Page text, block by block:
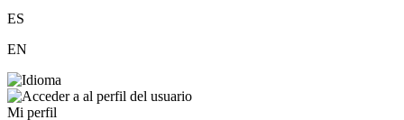
ES
EN
Mi perfil